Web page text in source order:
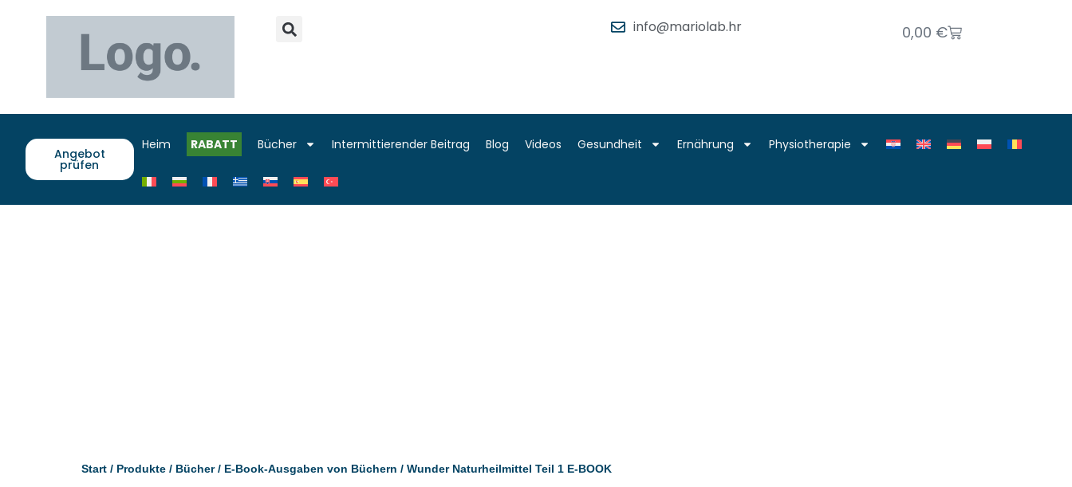
info@mariolab.hr 0,00 €
Angebot
prüfen
Heim RABATT Bücher Intermittierender Beitrag Blog Videos Gesundheit Ernährung Physiotherapie
Start / Produkte / Bücher/ E-Book-Ausgaben von Büchern / Wunder Naturheilmittel Teil 1 E-BOOK